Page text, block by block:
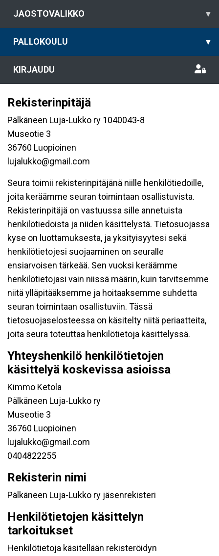
JAOSTOVALIKKO ▾
PALLOKOULU ▾
KIRJAUDU
Rekisterinpitäjä
Pälkäneen Luja-Lukko ry 1040043-8
Museotie 3
36760 Luopioinen
lujalukko@gmail.com
Seura toimii rekisterinpitäjänä niille henkilötiedoille,
joita keräämme seuran toimintaan osallistuvista.
Rekisterinpitäjä on vastuussa sille annetuista
henkilötiedoista ja niiden käsittelystä. Tietosuojassa
kyse on luottamuksesta, ja yksityisyytesi sekä
henkilötietojesi suojaaminen on seuralle
ensiarvoisen tärkeää. Sen vuoksi keräämme
henkilötietojasi vain niissä määrin, kuin tarvitsemme
niitä ylläpitääksemme ja hoitaaksemme suhdetta
seuran toimintaan osallistuviin. Tässä
tietosuojaselosteessa on käsitelty niitä periaatteita,
joita seura toteuttaa henkilötietoja käsittelyssä.
Yhteyshenkilö henkilötietojen
käsittelyä koskevissa asioissa
Kimmo Ketola
Pälkäneen Luja-Lukko ry
Museotie 3
36760 Luopioinen
lujalukko@gmail.com
0404822255
Rekisterin nimi
Pälkäneen Luja-Lukko ry jäsenrekisteri
Henkilötietojen käsittelyn
tarkoitukset
Henkilötietoja käsitellään rekisteröidyn